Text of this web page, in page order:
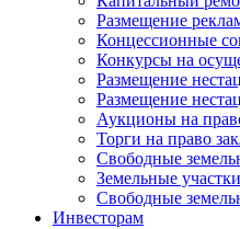
Размещение
Концессионные
Конкурсы на
Размещение
Размещение
Аукционы на
Торги на право
Свободные
Земельные
Свободные
Инвесторам